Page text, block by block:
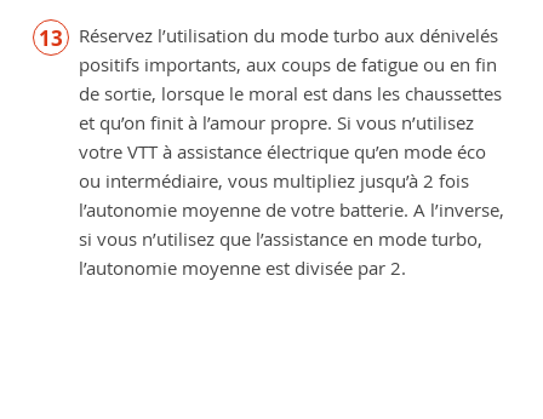
Réservez l’utilisation du mode turbo aux dénivelés
positifs importants, aux coups de fatigue ou en fin
de sortie, lorsque le moral est dans les chaussettes
et qu’on finit à l’amour propre. Si vous n’utilisez
votre VTT à assistance électrique qu’en mode éco
ou intermédiaire, vous multipliez jusqu’à 2 fois
l’autonomie moyenne de votre batterie. A l’inverse,
si vous n’utilisez que l’assistance en mode turbo,
l’autonomie moyenne est divisée par 2.